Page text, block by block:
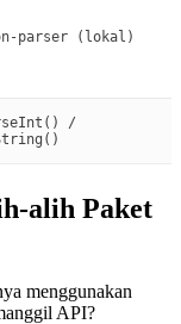
parser (lokal)
/
alih Paket
menggunakan
API?